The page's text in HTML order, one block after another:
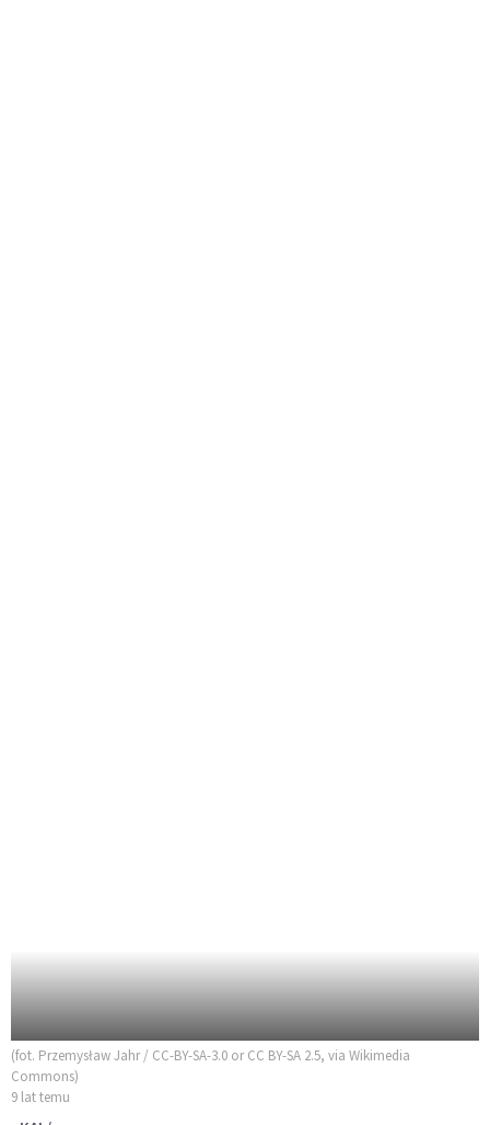
(fot. Przemysław Jahr / CC-BY-SA-3.0 or CC BY-SA 2.5, via Wikimedia
Commons)
9 lat temu